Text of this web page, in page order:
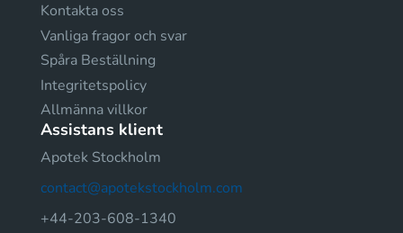
Kontakta oss
Vanliga fragor och svar
Spåra Beställning
Integritetspolicy
Allmänna villkor
Assistans klient
Apotek Stockholm
contact@apotekstockholm.com
+44-203-608-1340